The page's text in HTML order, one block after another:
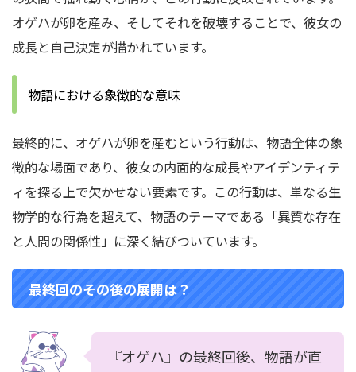
オゲハが卵を産み、そしてそれを破壊することで、彼女の
成長と自己決定が描かれています。
物語における象徴的な意味
最終的に、オゲハが卵を産むという行動は、物語全体の象
徴的な場面であり、彼女の内面的な成長やアイデンティテ
ィを探る上で欠かせない要素です。この行動は、単なる生
物学的な行為を超えて、物語のテーマである「異質な存在
と人間の関係性」に深く結びついています。
最終回のその後の展開は？
『オゲハ』の最終回後、物語が直